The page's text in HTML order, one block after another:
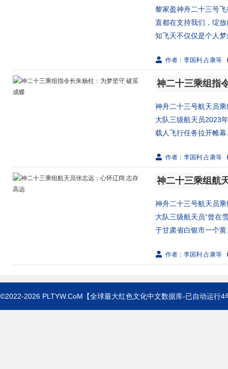
黎家盈神舟二十三号
直都在支持我们，绽
知飞天不仅仅是个人
作者：李国利 占康等
神二十三乘组指
神舟二十三号航天员
大队三级航天员2023
载人飞行任务拉开帷幕
作者：李国利 占康等
神二十三乘组航
神舟二十三号航天员
大队三级航天员“曾在
于甘肃省白银市一个黄
作者：李国利 占康等
©2022-2026 PLTYW.CoM 【全球最大红色文化中文数据库-已自动运行4